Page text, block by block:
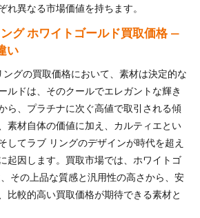
れ異なる市場価値を持ちます。
グ ホワイトゴールド買取価格 —
い
ングの買取価格において、素材は決定的な
ルドは、そのクールでエレガントな輝き
ら、プラチナに次ぐ高値で取引される傾
素材自体の価値に加え、カルティエとい
してラブ リングのデザインが時代を超え
起因します。買取市場では、ホワイトゴ
その上品な質感と汎用性の高さから、安
比較的高い買取価格が期待できる素材と